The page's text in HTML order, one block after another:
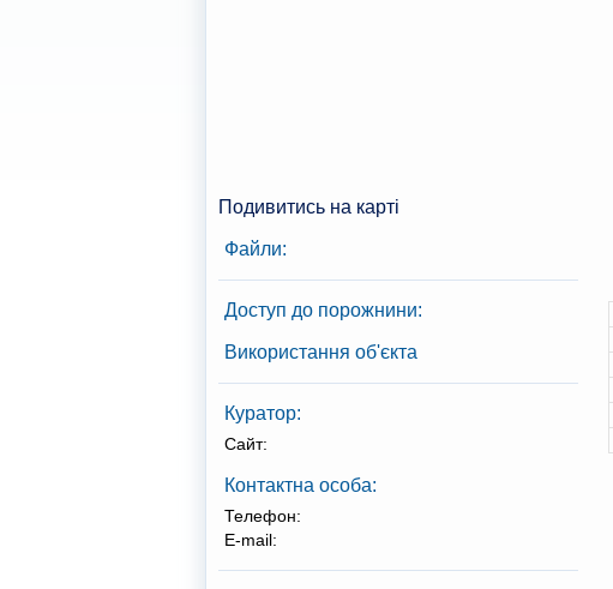
Подивитись на карті
Файли:
Доступ до порожнини:
Використання об'єкта
Куратор:
Сайт:
Контактна особа:
Телефон:
E-mail: